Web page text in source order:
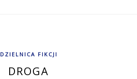
DZIELNICA FIKCJI
DROGA